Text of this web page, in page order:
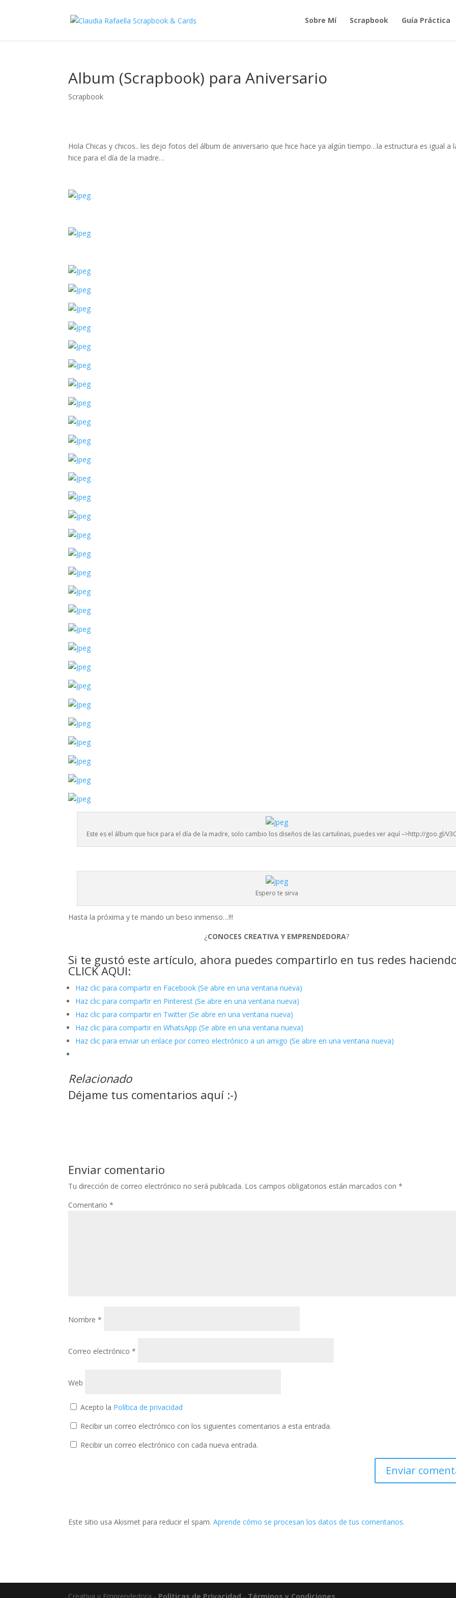
Sobre Mí Scrapbook Guía Práctica
Album (Scrapbook) para Aniversario
Scrapbook
Hola Chicas y chicos.. les dejo fotos del álbum de aniversario que hice hace ya algún tiempo…la estructura es igual a
hice para el día de la madre…
Este es el álbum que hice para el día de la madre, solo cambio los diseños de las cartulinas, puedes ver aquí –>http://goo.gl/
Espero te sirva
Hasta la próxima y te mando un beso inmenso…!!!
¿CONOCES CREATIVA Y EMPRENDEDORA?
Si te gustó este artículo, ahora puedes compartirlo en tus redes
CLICK AQUI:
Haz clic para compartir en Facebook (Se abre en una ventana nueva)
Haz clic para compartir en Pinterest (Se abre en una ventana nueva)
Haz clic para compartir en Twitter (Se abre en una ventana nueva)
Haz clic para compartir en WhatsApp (Se abre en una ventana nueva)
Haz clic para enviar un enlace por correo electrónico a un amigo (Se abre en una ventana nueva)
Relacionado
Déjame tus comentarios aquí :-)
Enviar comentario
Tu dirección de correo electrónico no será publicada. Los campos obligatorios están marcados con*
Comentario*
Nombre*
Correo electrónico*
Web
Acepto la Política de privacidad
Recibir un correo electrónico con los siguientes comentarios a esta entrada.
Recibir un correo electrónico con cada nueva entrada.
Este sitio usa Akismet para reducir el spam.Aprende cómo se procesan los datos de tus comentarios.